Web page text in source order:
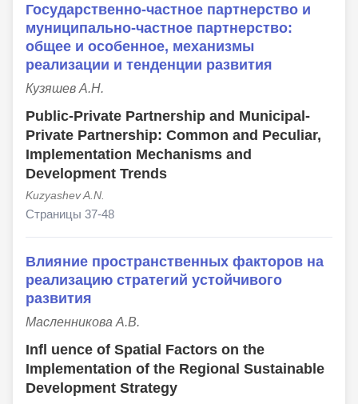
Государственно-частное партнерство и
муниципально-частное партнерство:
общее и особенное, механизмы
реализации и тенденции развития
Кузяшев А.Н.
Public-Private Partnership and Municipal-
Private Partnership: Common and Peculiar,
Implementation Mechanisms and
Development Trends
Kuzyashev A.N.
Страницы 37-48
Влияние пространственных факторов на
реализацию стратегий устойчивого
развития
Масленникова А.В.
Infl uence of Spatial Factors on the
Implementation of the Regional Sustainable
Development Strategy